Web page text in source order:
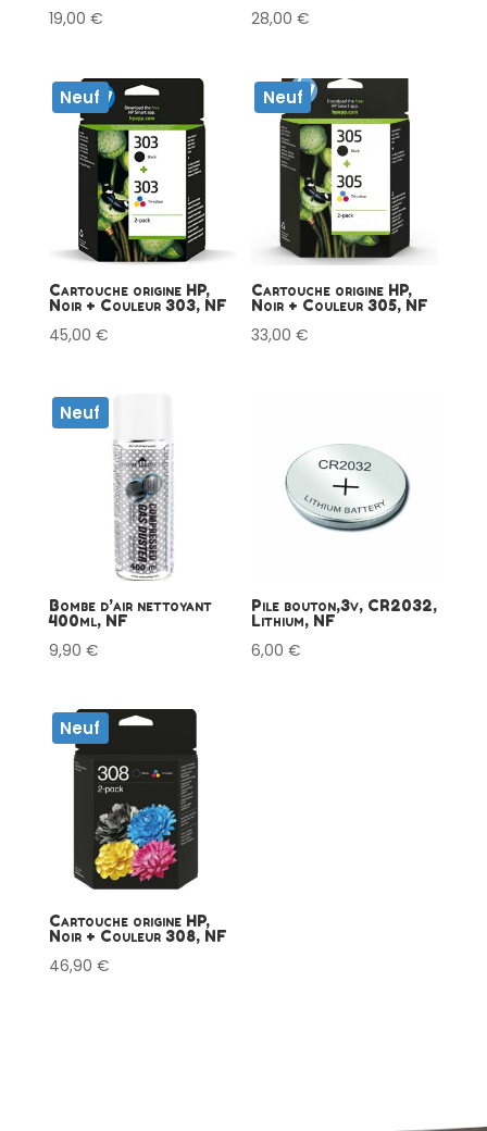
19,00 € 28,00€
Neuf
Cartouche origine HP,
Noir + Couleur 303, NF
45,00 €
Neuf
Cartouche origine HP,
Noir + Couleur 305, NF
33,00€
Neuf
Bombe d’air nettoyant
400ml, NF
9,90 €
Pile bouton,3v, CR2032,
Lithium, NF
6,00€
Neuf
Cartouche origine HP,
Noir + Couleur 308, NF
46,90 €